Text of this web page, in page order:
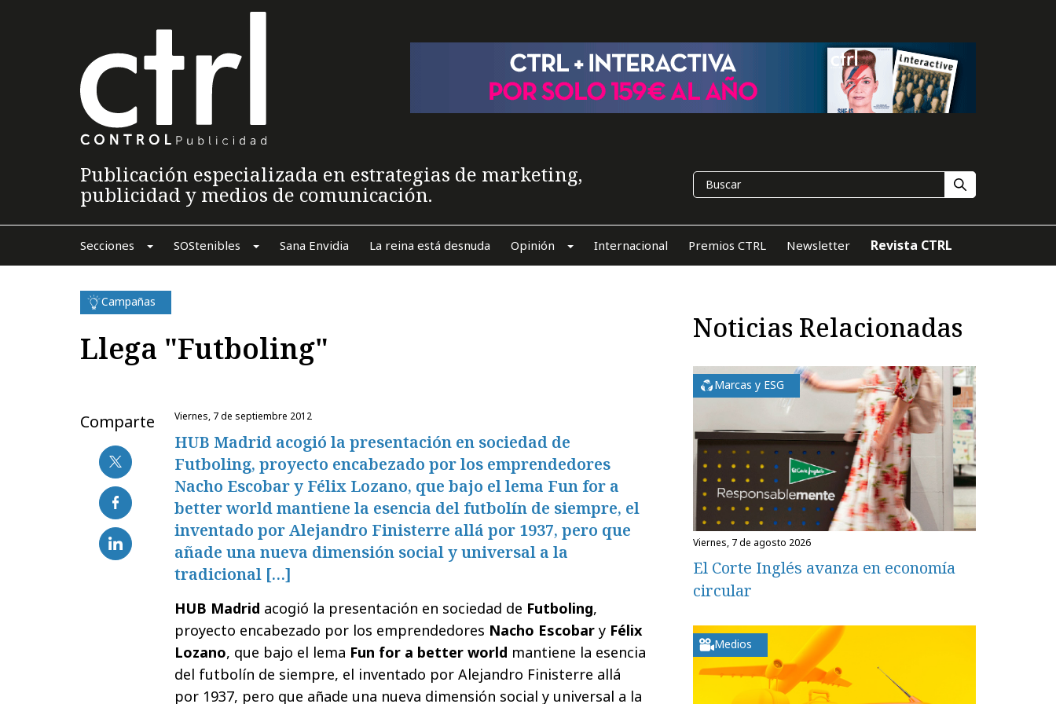
Publicación especializada en estrategias de marketing,
publicidad y medios de comunicación.
Secciones SOStenibles Sana Envidia La reina está desnuda Opinión Internacional Premios CTRL Newsletter Revista CTRL
Campañas
Llega "Futboling"
Comparte viernes, 7 de septiembre 2012
HUB Madrid acogió la presentación en sociedad de
Futboling, proyecto encabezado por los emprendedores
Nacho Escobar y Félix Lozano, que bajo el lema Fun for a
better world mantiene la esencia del futbolín de siempre, el
inventado por Alejandro Finisterre allá por 1937, pero que
añade una nueva dimensión social y universal a la
tradicional […]
HUB Madrid acogió la presentación en sociedad de Futboling,
proyecto encabezado por los emprendedores Nacho Escobar y Félix
Lozano, que bajo el lema Fun for a better world mantiene la esencia
del futbolín de siempre, el inventado por Alejandro Finisterre allá
por 1937, pero que añade una nueva dimensión social y universal a la
Noticias Relacionadas
Marcas y ESG
viernes, 7 de agosto 2026
El Corte Inglés avanza en economía
circular
Medios